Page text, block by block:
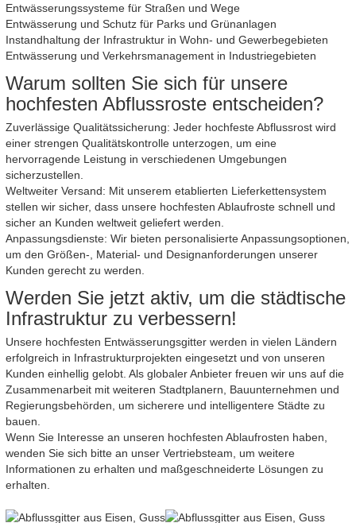
Entwässerungssysteme für Straßen und Wege
Entwässerung und Schutz für Parks und Grünanlagen
Instandhaltung der Infrastruktur in Wohn- und Gewerbegebieten
Entwässerung und Verkehrsmanagement in Industriegebieten
Warum sollten Sie sich für unsere
hochfesten Abflussroste entscheiden?
Zuverlässige Qualitätssicherung: Jeder hochfeste Abflussrost wird
einer strengen Qualitätskontrolle unterzogen, um eine
hervorragende Leistung in verschiedenen Umgebungen
sicherzustellen.
Weltweiter Versand: Mit unserem etablierten Lieferkettensystem
stellen wir sicher, dass unsere hochfesten Ablaufroste schnell und
sicher an Kunden weltweit geliefert werden.
Anpassungsdienste: Wir bieten personalisierte Anpassungsoptionen,
um den Größen-, Material- und Designanforderungen unserer
Kunden gerecht zu werden.
Werden Sie jetzt aktiv, um die städtische
Infrastruktur zu verbessern!
Unsere hochfesten Entwässerungsgitter werden in vielen Ländern
erfolgreich in Infrastrukturprojekten eingesetzt und von unseren
Kunden einhellig gelobt. Als globaler Anbieter freuen wir uns auf die
Zusammenarbeit mit weiteren Stadtplanern, Bauunternehmen und
Regierungsbehörden, um sicherere und intelligentere Städte zu
bauen.
Wenn Sie Interesse an unseren hochfesten Ablaufrosten haben,
wenden Sie sich bitte an unser Vertriebsteam, um weitere
Informationen zu erhalten und maßgeschneiderte Lösungen zu
erhalten.